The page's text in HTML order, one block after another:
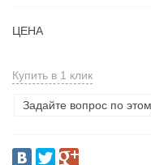
ЦЕНА
Купить в 1 клик
Задайте вопрос по